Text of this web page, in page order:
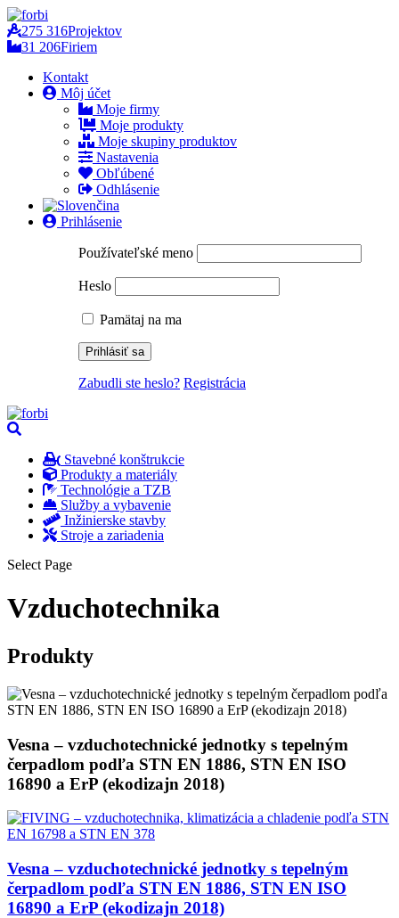
275 316Projektov
31 206Firiem
Kontakt
Môj účet
Moje firmy
Moje produkty
Moje skupiny produktov
Nastavenia
Obľúbené
Odhlásenie
Prihlásenie
Používateľské meno
Heslo
Pamätaj na ma
Zabudli ste heslo? Registrácia
Stavebné konštrukcie
Produkty a materiály
Technológie a TZB
Služby a vybavenie
Inžinierske stavby
Stroje a zariadenia
Select Page
Vzduchotechnika
Produkty
Vesna – vzduchotechnické jednotky s tepelným
čerpadlom podľa STN EN 1886, STN EN ISO
16890 a ErP (ekodizajn 2018)
Vesna – vzduchotechnické jednotky s tepelným
čerpadlom podľa STN EN 1886, STN EN ISO
16890 a ErP (ekodizajn 2018)